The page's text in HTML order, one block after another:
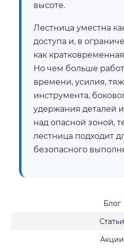
высоте.
Лестница уместна
доступа и, в
как
Но чем больше
времени, усилия,
инструмента,
удержания деталей
над опасной зоной,
лестница подходит
безопасного
Блог
Статьи
Акции